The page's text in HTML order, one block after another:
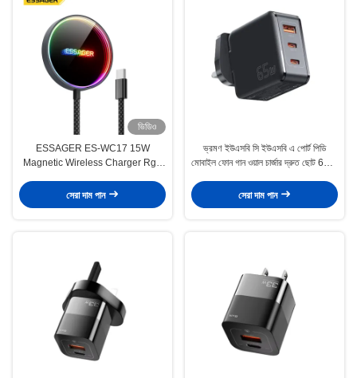
ভিডিও
ESSAGER ES-WC17 15W
Magnetic Wireless Charger Rgb
সেরা দাম পান
ভ্রমণ ইউএসবি সি ইউএসবি এ পোর্ট পিডি
মোবাইল ফোন গান ওয়াল চার্জার দ্রুত ছোট 65W
সেরা দাম পান